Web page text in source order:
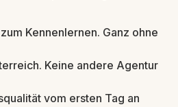
Kennenlernen. Ganz ohne
Keine andere Agentur
vom ersten Tag an